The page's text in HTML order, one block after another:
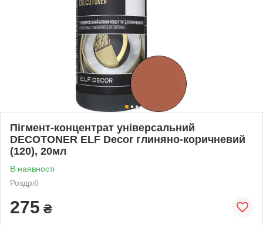
Пігмент-концентрат універсальний
DECOTONER ELF Decor глиняно-коричневий
(120), 20мл
В наявності
Роздріб
275 ₴